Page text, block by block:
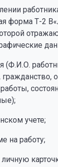
форма Т-2
(Ф.И.О.
учете;
на работу;